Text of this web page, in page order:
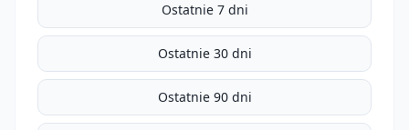
Ostatnie 7 dni
Ostatnie 30 dni
Ostatnie 90 dni